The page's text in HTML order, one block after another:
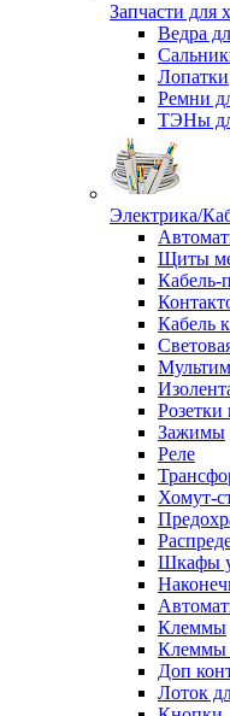
Запчасти для
Ведра
Лопатки
Ремни
ТЭНы
Электрика/
Щиты
Кабель-
Кабель
Розетки
Зажимы
Реле
Хомут-
Шкафы
Клеммы
Клеммы
Доп
Лоток